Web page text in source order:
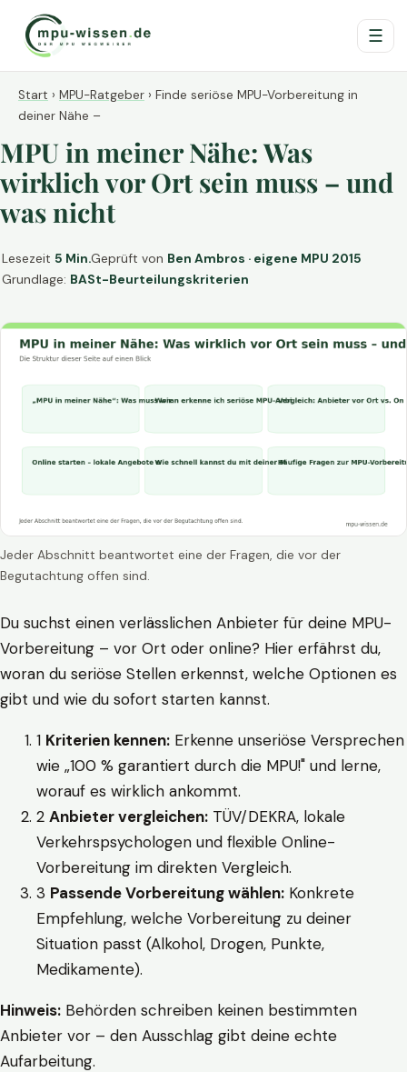
☰
Start › MPU-Ratgeber › Finde seriöse MPU-Vorbereitung in
deiner Nähe –
MPU in meiner Nähe: Was
wirklich vor Ort sein muss – und
was nicht
Lesezeit 5 Min.Geprüft von Ben Ambros · eigene MPU 2015
Grundlage: BASt-Beurteilungskriterien
Jeder Abschnitt beantwortet eine der Fragen, die vor der
Begutachtung offen sind.
Du suchst einen verlässlichen Anbieter für deine MPU-
Vorbereitung – vor Ort oder online? Hier erfährst du,
woran du seriöse Stellen erkennst, welche Optionen es
gibt und wie du sofort starten kannst.
1 Kriterien kennen: Erkenne unseriöse Versprechen
wie „100 % garantiert durch die MPU!" und lerne,
worauf es wirklich ankommt.
2 Anbieter vergleichen: TÜV/DEKRA, lokale
Verkehrspsychologen und flexible Online-
Vorbereitung im direkten Vergleich.
3 Passende Vorbereitung wählen: Konkrete
Empfehlung, welche Vorbereitung zu deiner
Situation passt (Alkohol, Drogen, Punkte,
Medikamente).
Hinweis: Behörden schreiben keinen bestimmten
Anbieter vor – den Ausschlag gibt deine echte
Aufarbeitung.